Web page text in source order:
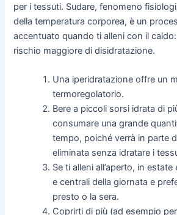
per i tessuti. Sudare, fenomeno
della temperatura corporea, è un
accentuato quando ti alleni con il caldo:
rischio maggiore di disidratazione.
Una iperidratazione offre un
termoregolatorio.
Bere a piccoli sorsi idrata di
consumare una grande
tempo, poiché verrà in parte
eliminata senza idratare i
Se ti alleni all’aperto, in
e centrali della giornata e
presto o la sera.
Coprirti di più (ad esempio